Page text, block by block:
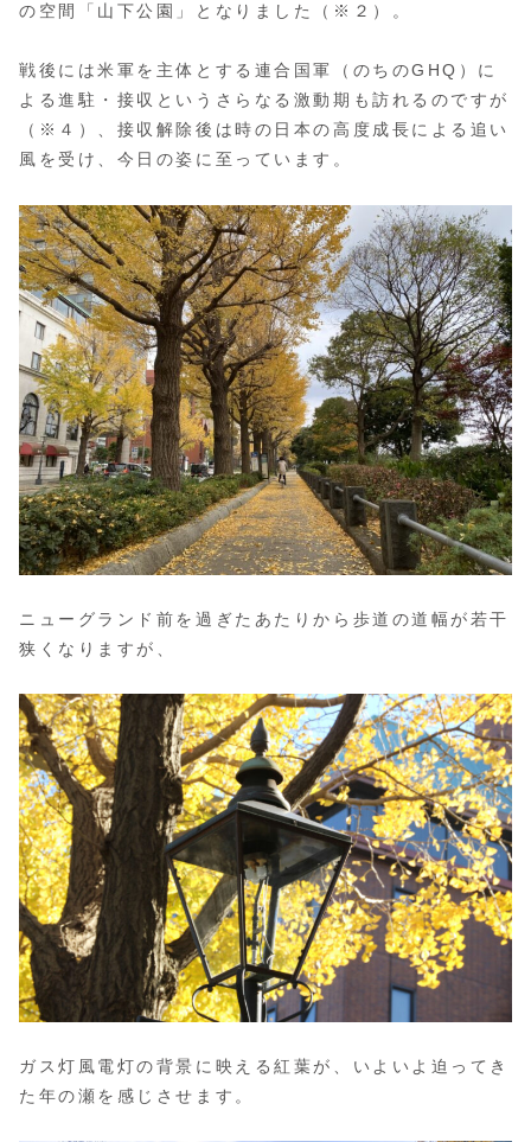
の空間「山下公園」となりました（※２）。
戦後には米軍を主体とする連合国軍（のちのGHQ）に
よる進駐・接収というさらなる激動期も訪れるのですが
（※４）、接収解除後は時の日本の高度成長による追い
風を受け、今日の姿に至っています。
ニューグランド前を過ぎたあたりから歩道の道幅が若干
狭くなりますが、
ガス灯風電灯の背景に映える紅葉が、いよいよ迫ってき
た年の瀬を感じさせます。